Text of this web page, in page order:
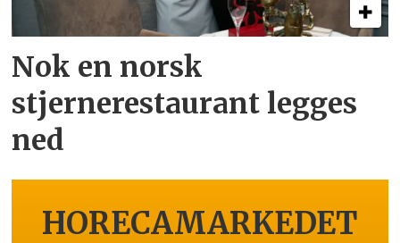
Nok en norsk
stjernerestaurant legges
ned
HORECAMARKEDET